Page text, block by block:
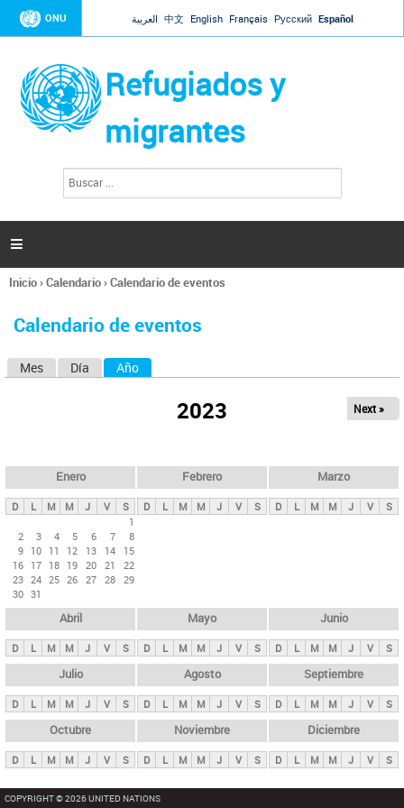
Jump to navigation
ONU العربية 中文 English Français Русский Español
Refugiados y
migrantes
l
d
s

Se
usted
Inicio›Calendario›Calendario de eventos
Calendario de eventos
s
p
n
c
i
p
l
e
s
Mes Día Año
2023 Next »
Enero
D L M M J V
S
1
2
3 4 5 6 7
8
9 10 11 12 13 14
15
16 17 18 19 20 21
22
23 24 25 26 27 28 29
30 31
Febrero
D L M M J V S
Marzo
D L M M J V S
Abril
D L M M J V S
Mayo
D L M M J V S
Junio
D L M M J V S
Julio
D L M M J V S
Agosto
D L M M J V S
Septiembre
D L M M J V S
Octubre
D L M M J V S
Noviembre
D L M M J V S
Diciembre
D L M M J V S
COPYRIGHT © 2026 UNITED NATIONS